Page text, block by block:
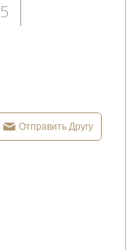
5
Отправить Другу